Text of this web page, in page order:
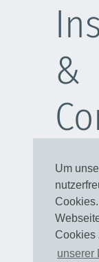
Um
Cookies
unserer
&